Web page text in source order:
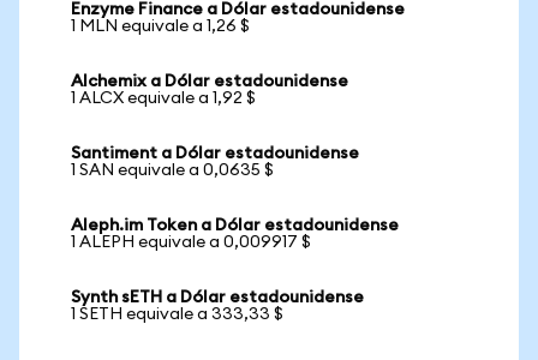
Enzyme Finance a Dólar estadounidense
1 MLN equivale a 1,26 $
Alchemix a Dólar estadounidense
1 ALCX equivale a 1,92 $
Santiment a Dólar estadounidense
1 SAN equivale a 0,0635 $
Aleph.im Token a Dólar estadounidense
1 ALEPH equivale a 0,009917 $
Synth sETH a Dólar estadounidense
1 SETH equivale a 333,33 $